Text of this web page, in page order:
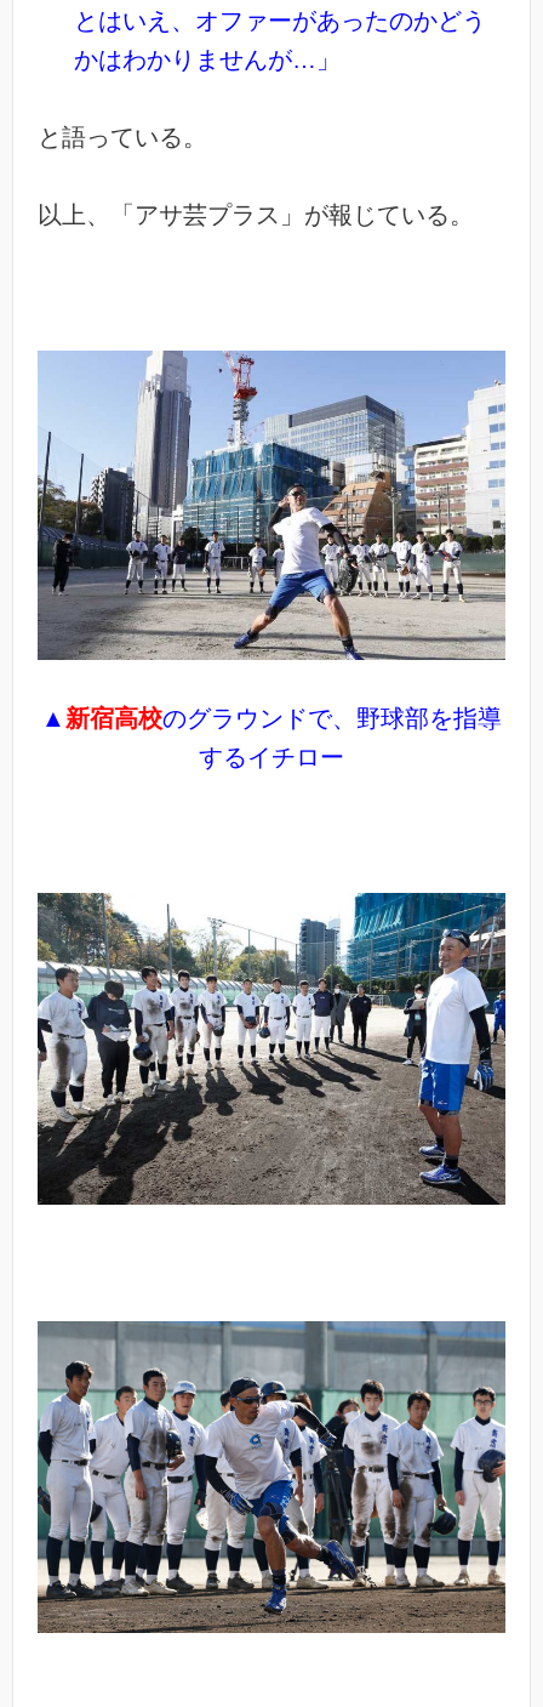
とはいえ、オファーがあったのかどう
かはわかりませんが…」
と語っている。
以上、「アサ芸プラス」が報じている。
▲ 新宿高校のグラウンドで、野球部を指導
するイチロー